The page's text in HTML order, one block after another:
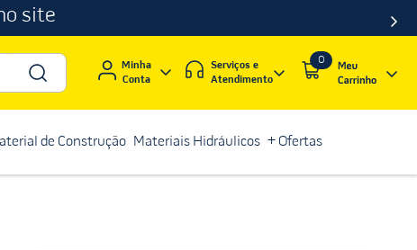
site
Minha
Conta
Serviços e
Atendimento
0
de Construção Materiais Hidráulicos + Ofertas